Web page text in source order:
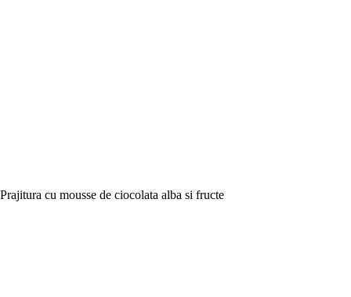
Prajitura cu mousse de ciocolata alba si fructe